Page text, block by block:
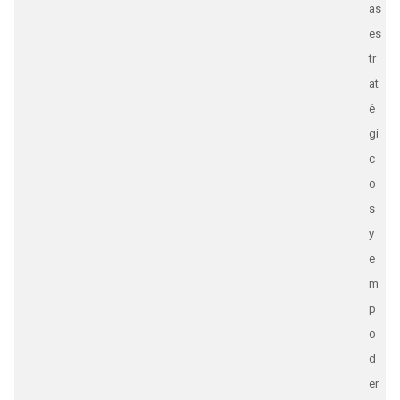
as
es
tr
at
é
gi
c
o
s
y
e
m
p
o
d
er